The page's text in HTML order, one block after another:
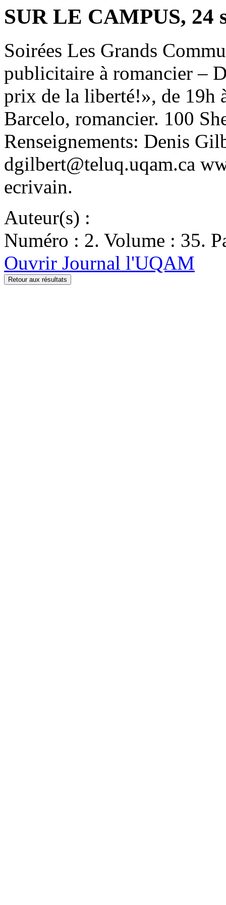
SUR LE CAMPUS, 24
Soirées Les Grands
publicitaire à romancier –
prix de la liberté!», de 19h
Barcelo, romancier. 100
Renseignements: Denis
dgilbert@teluq.uqam.ca
ecrivain.
Auteur(s) :
Numéro : 2. Volume : 35.
Ouvrir Journal l'UQAM
Retour aux résultats